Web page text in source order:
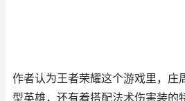
作者认为王者荣耀这个游戏里，庄
型英雄，还有着搭配法术伤害装的